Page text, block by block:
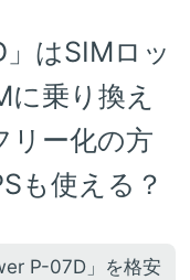
」はSIMロッ
乗り換え
リー化の方
も使える？
P-07D」を格安